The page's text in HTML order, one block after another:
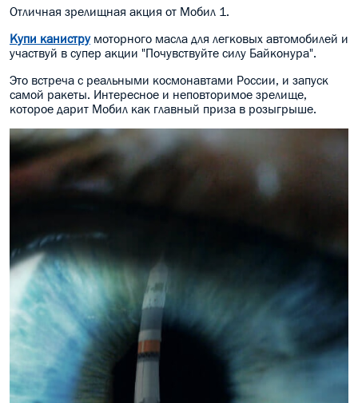
МАСЛО В КОРОБКУ
КОНСИСТЕНТНАЯ СМАЗКА
БОЧКИ МАСЛА
ИНДУСТРИАЛЬНЫЕ МАСЛА
АНТИФРИЗЫ СПЕЦЖИДКОСТИ
ПРИСАДКИ АВТОХИМИЯ
МОТО МАСЛА
ВСЕ БРЕНДЫ
Отличная зрелищная акция от Мобил 1.
Купи каниструмоторного масла для легковых автомобилей и
участвуй в супер акции "Почувствуйте силу Байконура".
Это встреча с реальными космонавтами России, и запуск
самой ракеты. Интересное и неповторимое зрелище,
которое дарит Мобил как главный приза в розыгрыше.